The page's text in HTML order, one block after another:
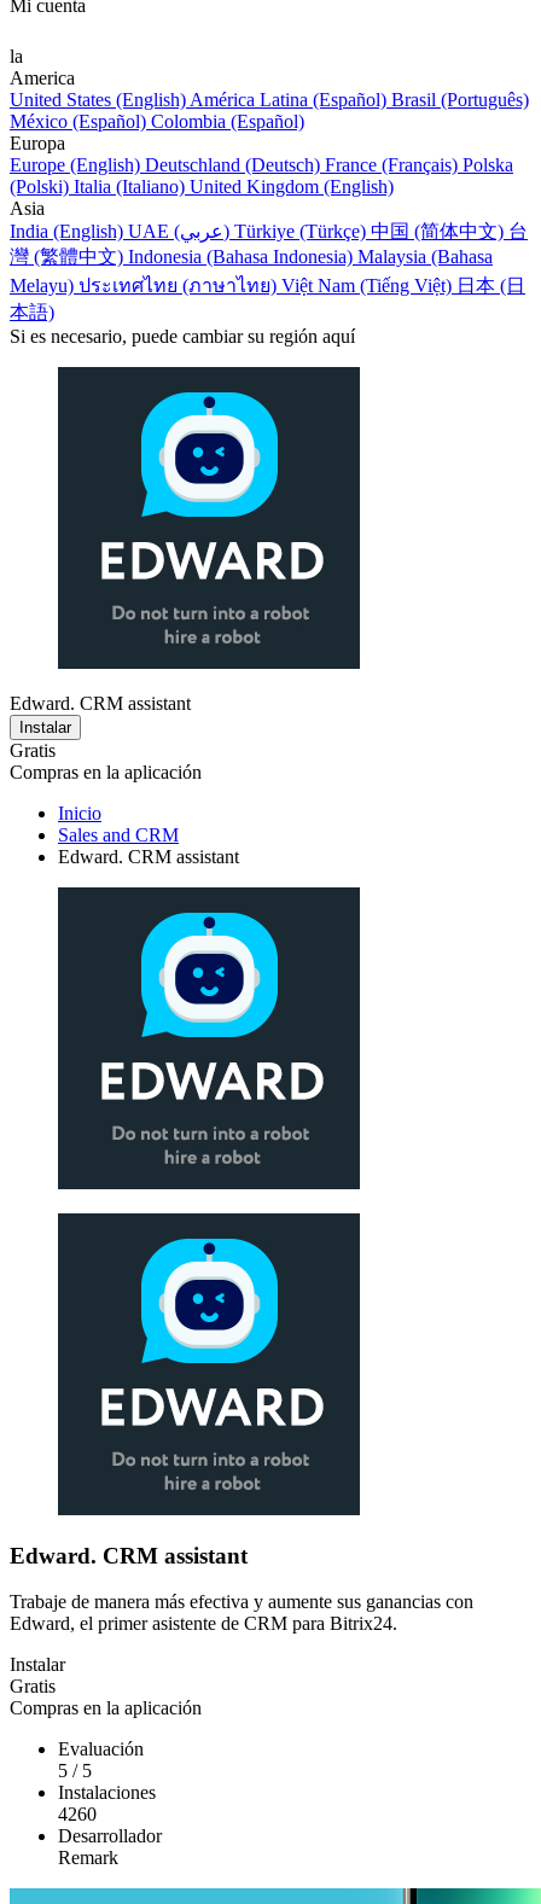
Mi cuenta
la
America
United States (English) América Latina (Español) Brasil (Português)
México (Español) Colombia (Español)
Europa
Europe (English) Deutschland (Deutsch) France (Français) Polska
(Polski) Italia (Italiano) United Kingdom (English)
Asia
India (English)
UAE (عربي) Türkiye (Türkçe) 中国 (简体中文) 台
灣 (繁體中文) Indonesia (Bahasa Indonesia) Malaysia (Bahasa
Melayu) ประเทศไทย (ภาษาไทย) Việt Nam (Tiếng Việt) 日本 (日
本語)
Si es necesario, puede cambiar su región aquí
Edward. CRM assistant
Instalar
Gratis
Compras en la aplicación
Inicio
Sales and CRM
Edward. CRM assistant
Edward. CRM assistant
Trabaje de manera más efectiva y aumente sus ganancias con
Edward, el primer asistente de CRM para Bitrix24.
Instalar
Gratis
Compras en la aplicación
Evaluación
5 / 5
Instalaciones
4260
Desarrollador
Remark